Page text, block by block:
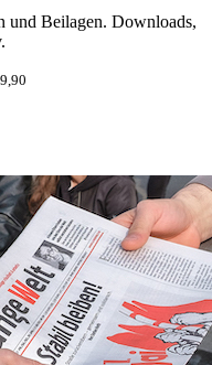
und Beilagen. Downloads,